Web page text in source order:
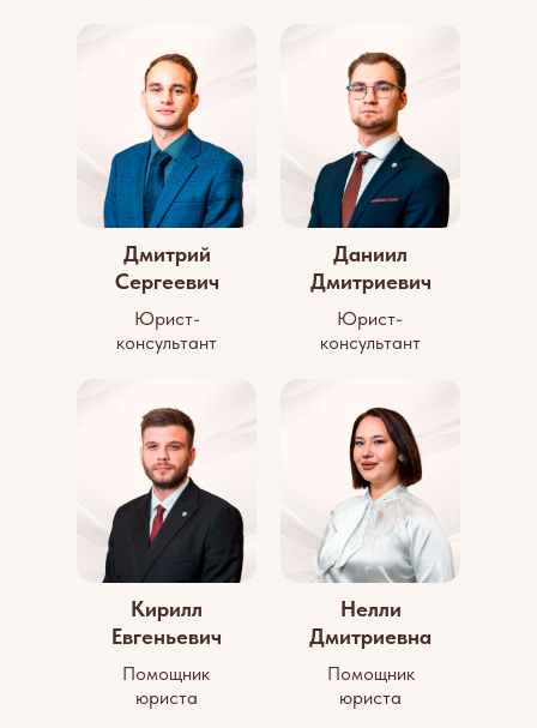
Дмитрий
Сергеевич
Юрист-
консультант
Даниил
Дмитриевич
Юрист-
консультант
Кирилл
Евгеньевич
Помощник
юриста
Нелли
Дмитриевна
Помощник
юриста